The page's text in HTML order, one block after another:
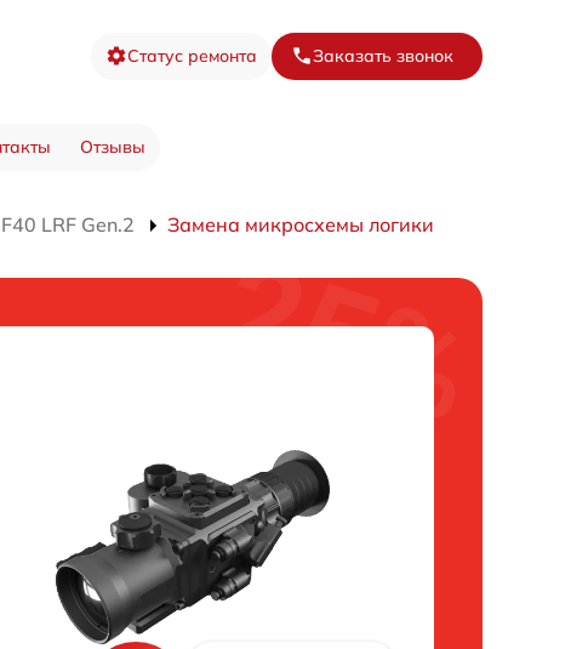
Статус ремонта Заказать звонок
Отзывы
LRF Gen.2 Замена микросхемы логики